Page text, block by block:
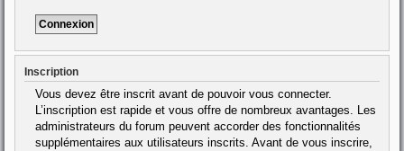
Inscription
Vous devez être inscrit avant de pouvoir vous connecter.
L’inscription est rapide et vous offre de nombreux avantages. Les
administrateurs du forum peuvent accorder des fonctionnalités
supplémentaires aux utilisateurs inscrits. Avant de vous inscrire,